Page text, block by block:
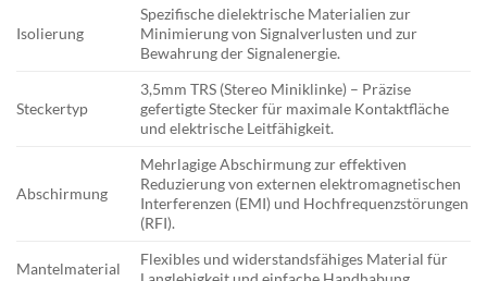
Isolierung
Spezifische dielektrische Materialien zur
Minimierung von Signalverlusten und zur
Bewahrung der Signalenergie.
Steckertyp
3,5mm TRS (Stereo Miniklinke) – Präzise
gefertigte Stecker für maximale Kontaktfläche
und elektrische Leitfähigkeit.
Abschirmung
Mehrlagige Abschirmung zur effektiven
Reduzierung von externen elektromagnetischen
Interferenzen (EMI) und Hochfrequenzstörungen
(RFI).
Mantelmaterial
Flexibles und widerstandsfähiges Material für